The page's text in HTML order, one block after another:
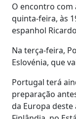
O encontro com
quinta-feira, às
espanhol
Na terça-feira,
Eslovénia, que
Portugal terá
preparação
da Europa